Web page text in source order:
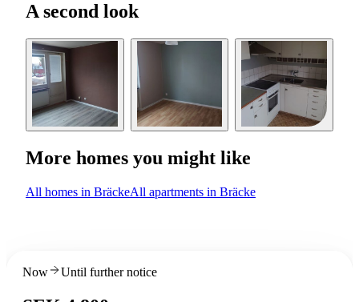
A second look
More homes you might like
All homes in BräckeAll apartments in Bräcke
Now Until further notice